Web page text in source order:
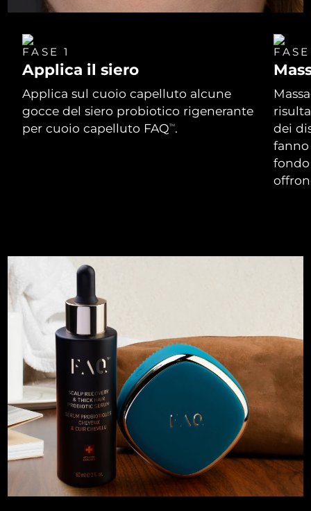
FASE 1
Applica il siero
Applica sul cuoio capelluto alcune
gocce del siero probiotico rigenerante
per cuoio capelluto FAQTM.
dei